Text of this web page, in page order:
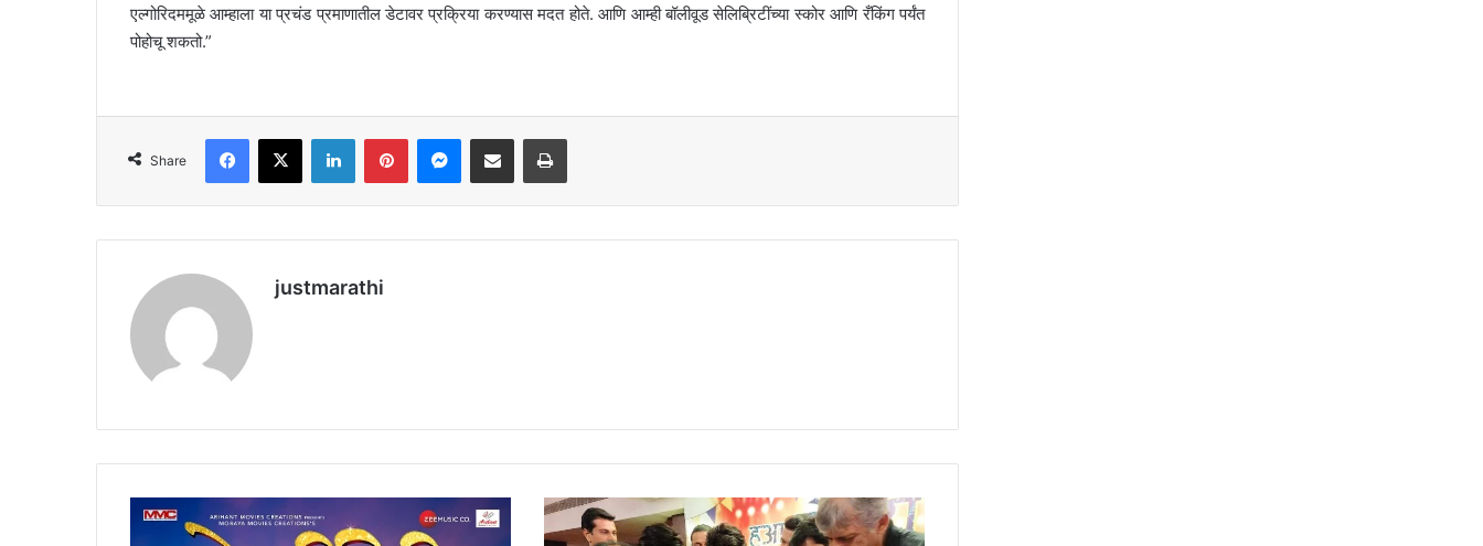
एल्गोरिदममूळे आम्हाला या प्रचंड प्रमाणातील डेटावर प्रक्रिया करण्यास मदत होते. आणि आम्ही बॉलीवूड सेलिब्रिटींच्या स्कोर आणि रँकिंग पर्यंत
पोहोचू शकतो.”
Share
justmarathi
दु
नि